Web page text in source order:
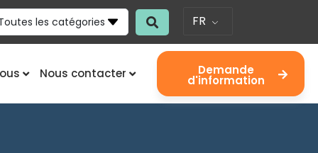
les catégories FR
Nous contacter Demande
d'information